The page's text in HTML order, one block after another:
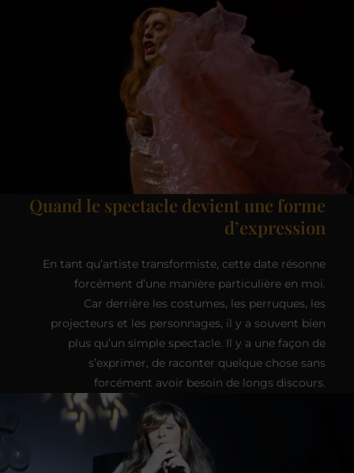
Quand le spectacle devient une forme
d’expression
En tant qu’artiste transformiste, cette date résonne
forcément d’une manière particulière en moi.
Car derrière les costumes, les perruques, les
projecteurs et les personnages, il y a souvent bien
plus qu’un simple spectacle. Il y a une façon de
s’exprimer, de raconter quelque chose sans
forcément avoir besoin de longs discours.